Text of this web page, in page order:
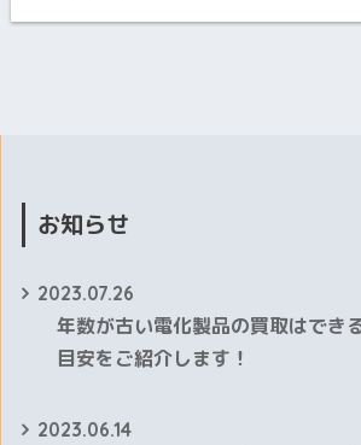
お知らせ
2023.07.26
年数が古い電化製品の買取はでき
目安をご紹介します！
2023.06.14